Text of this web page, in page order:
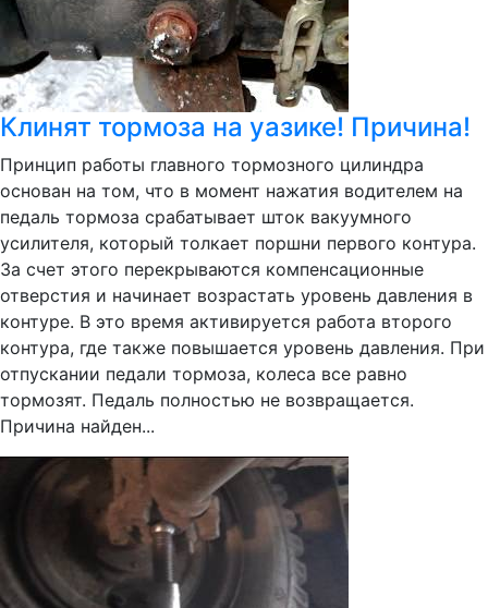
Клинят тормоза на уазике! Причина!
Принцип работы главного тормозного цилиндра
основан на том, что в момент нажатия водителем на
педаль тормоза срабатывает шток вакуумного
усилителя, который толкает поршни первого контура.
За счет этого перекрываются компенсационные
отверстия и начинает возрастать уровень давления в
контуре. В это время активируется работа второго
контура, где также повышается уровень давления. При
отпускании педали тормоза, колеса все равно
тормозят. Педаль полностью не возвращается.
Причина найден...